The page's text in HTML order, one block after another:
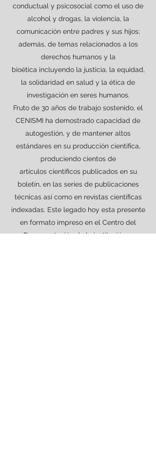
conductual y psicosocial como el uso de
alcohol y drogas, la violencia, la
comunicación entre padres y sus hijos;
además, de temas relacionados a los
derechos humanos y la
bioética incluyendo la justicia, la equidad,
la solidaridad en salud y la ética de
investigación en seres humanos.
Fruto de 30 años de trabajo sostenido, el
CENISMI ha demostrado capacidad de
autogestión, y de mantener altos
estándares en su producción científica,
produciendo cientos de
artículos científicos publicados en su
boletín, en las series de publicaciones
técnicas así como en revistas científicas
indexadas. Este legado hoy esta presente
en formato impreso en el Centro del
Documentación de la institución, y